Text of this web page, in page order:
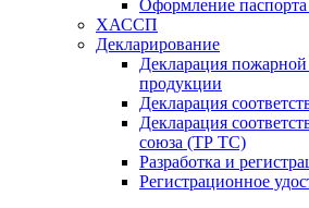
Оформление
ХАССП
Декларирование
Декларация пожарной
продукции
Декларация
Декларация
союза (ТР ТС)
Разработка и
Регистрационное